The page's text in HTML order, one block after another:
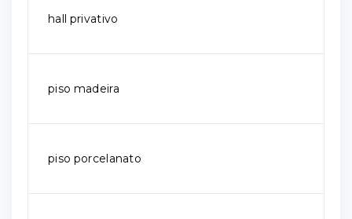
hall privativo
piso madeira
piso porcelanato